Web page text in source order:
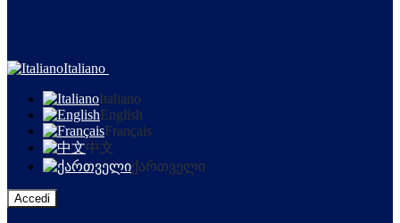
Italiano
Italiano
English
Français
中文
ქართველი
Accedi